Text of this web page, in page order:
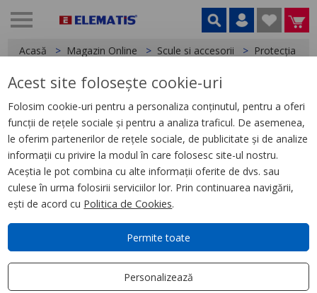
Acasă Magazin Online Scule si accesorii Protecția
< Protecția ochilor
Vizieră integrală fumurie
BOLT™
Acest site folosește cookie-uri
Folosim cookie-uri pentru a personaliza conținutul, pentru a oferi
funcții de rețele sociale și pentru a analiza traficul. De asemenea,
le oferim partenerilor de rețele sociale, de publicitate și de analize
informații cu privire la modul în care folosesc site-ul nostru.
Aceștia le pot combina cu alte informații oferite de dvs. sau
culese în urma folosirii serviciilor lor. Prin continuarea navigării,
ești de acord cu Politica de Cookies.
Permite toate
Personalizează